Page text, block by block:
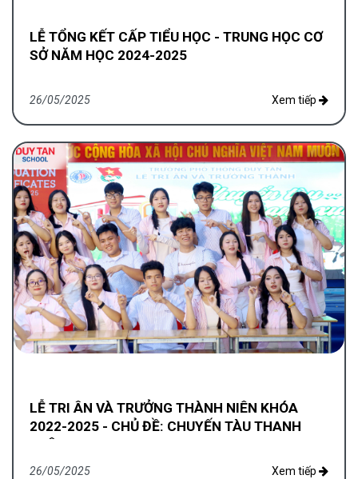
LỄ TỔNG KẾT CẤP TIỂU HỌC - TRUNG HỌC CƠ
SỞ NĂM HỌC 2024-2025
26/05/2025 Xem tiếp
LỄ TRI ÂN VÀ TRƯỞNG THÀNH NIÊN KHÓA
2022-2025 - CHỦ ĐỀ: CHUYẾN TÀU THANH
26/05/2025 Xem tiếp